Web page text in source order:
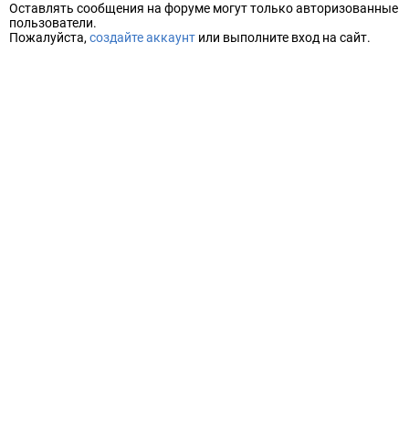
Оставлять сообщения на форуме могут только авторизованные
пользователи.
Пожалуйста, создайте аккаунт или выполните вход на сайт.